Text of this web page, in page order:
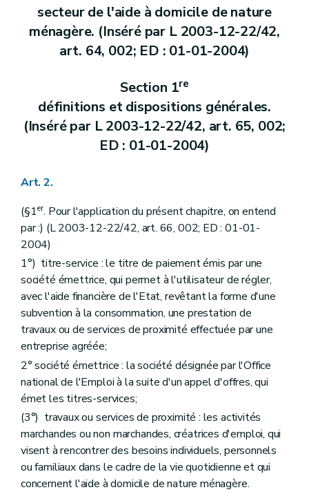
secteur de l'aide à domicile de nature
ménagère. (Inséré par L 2003-12-22/42,
art. 64, 002; ED : 01-01-2004)
Section 1re
définitions et dispositions générales.
(Inséré par L 2003-12-22/42, art. 65, 002;
ED : 01-01-2004)
Art. 2.
(§1er. Pour l'application du présent chapitre, on entend
par :) (L 2003-12-22/42, art. 66, 002; ED : 01-01-
2004)
1°) titre-service : le titre de paiement émis par une
société émettrice, qui permet à l'utilisateur de régler,
avec l'aide financière de l'Etat, revêtant la forme d'une
subvention à la consommation, une prestation de
travaux ou de services de proximité effectuée par une
entreprise agréée;
2° société émettrice : la société désignée par l'Office
national de l'Emploi à la suite d'un appel d'offres, qui
émet les titres-services;
(3°) travaux ou services de proximité : les activités
marchandes ou non marchandes, créatrices d'emploi, qui
visent à rencontrer des besoins individuels, personnels
ou familiaux dans le cadre de la vie quotidienne et qui
concernent l'aide à domicile de nature ménagère.